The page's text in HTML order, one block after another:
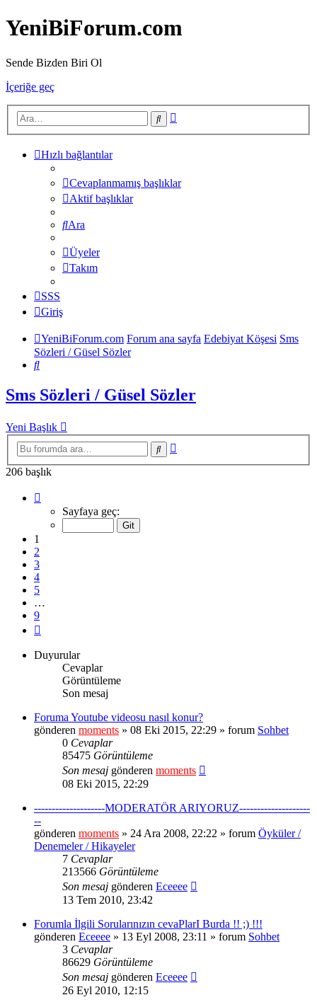
YeniBiForum.com
Sende Bizden Biri Ol
İçeriğe geç
Ara
Hızlı bağlantılar
Cevaplanmamış başlıklar
Aktif başlıklar
Ara
Üyeler
Takım
SSS
Giriş
YeniBiForum.com Forum ana sayfa Edebiyat Köşesi Sms
Sözleri / Güsel Sözler
Ara
Sms Sözleri / Güsel Sözler
Yeni Başlık
Ara
206 başlık
sayfa
(Toplam
Sayfaya geç:
1
2
3
4
5
…
9
Duyurular
Cevaplar
Görüntüleme
Son mesaj
Foruma Youtube videosu nasıl konur?
gönderen moments » 08 Eki 2015, 22:29 » forum Sohbet
0 Cevaplar
85475 Görüntüleme
Son mesaj gönderen moments
08 Eki 2015, 22:29
--------------------MODERATÖR ARIYORUZ--------------------
--
gönderen moments » 24 Ara 2008, 22:22 » forum Öyküler /
Denemeler / Hikayeler
7 Cevaplar
213566 Görüntüleme
Son mesaj gönderen Eceeee
13 Tem 2010, 23:42
Forumla İlgili Sorularınızın cevaPlarI Burda !! ;) !!!
gönderen Eceeee » 13 Eyl 2008, 23:11 » forum Sohbet
3 Cevaplar
86629 Görüntüleme
Son mesaj gönderen Eceeee
26 Eyl 2010, 12:15